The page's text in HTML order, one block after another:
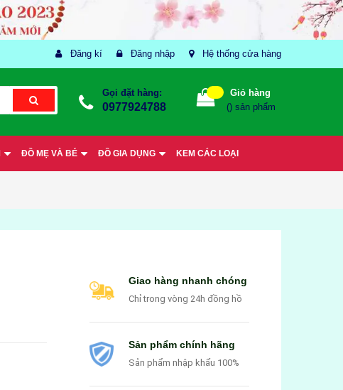
Đăng kí Đăng nhập Hệ thống cửa hàng
Gọi đặt hàng:
0977924788
Giỏ hàng
() sản phẩm
ĐỒ MẸ VÀ BÉ ĐỒ GIA DỤNG KEM CÁC LOẠI
Giao hàng nhanh chóng
Chỉ trong vòng 24h đồng hồ
Sản phẩm chính hãng
Sản phẩm nhập khẩu 100%